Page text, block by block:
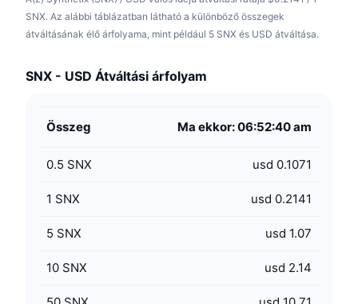
SNX. Az alábbi táblázatban látható a különböző összegek
átváltásának élő árfolyama, mint például 5 SNX és USD átváltása.
SNX - USD Átváltási árfolyam
Összeg Ma ekkor: 06:52:40 am
0.5 SNX usd 0.1071
1 SNX usd 0.2141
5 SNX usd 1.07
10 SNX usd 2.14